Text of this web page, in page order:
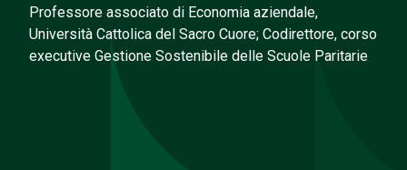
Professore associato di Economia aziendale,
Università Cattolica del Sacro Cuore; Codirettore, corso
executive Gestione Sostenibile delle Scuole Paritarie